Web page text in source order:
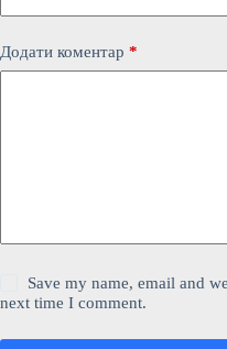
Додати коментар *
Save my name, email and
next time I comment.